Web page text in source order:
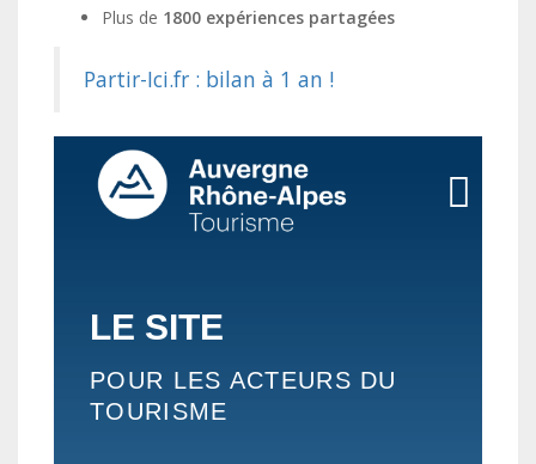
Plus de 1800 expériences partagées
Partir-Ici.fr : bilan à 1 an !